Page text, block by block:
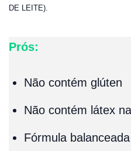
DE LEITE).
Prós:
Não contém glúten
Não contém látex
Fórmula balanceada